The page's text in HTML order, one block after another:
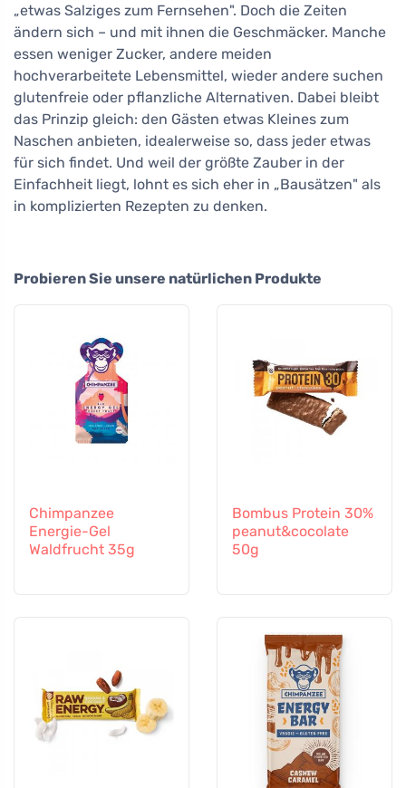
„etwas Salziges zum Fernsehen". Doch die Zeiten
ändern sich – und mit ihnen die Geschmäcker. Manche
essen weniger Zucker, andere meiden
hochverarbeitete Lebensmittel, wieder andere suchen
glutenfreie oder pflanzliche Alternativen. Dabei bleibt
das Prinzip gleich: den Gästen etwas Kleines zum
Naschen anbieten, idealerweise so, dass jeder etwas
für sich findet. Und weil der größte Zauber in der
Einfachheit liegt, lohnt es sich eher in „Bausätzen" als
in komplizierten Rezepten zu denken.
Probieren Sie unsere natürlichen Produkte
Chimpanzee
Energie-Gel
Waldfrucht 35g
Bombus Protein 30%
peanut&cocolate
50g